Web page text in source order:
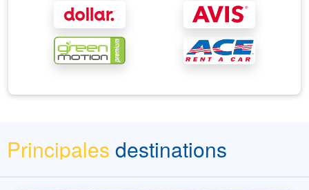
Principales destinations